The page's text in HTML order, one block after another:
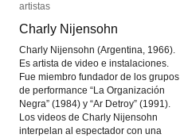
artistas
Charly Nijensohn
Charly Nijensohn (Argentina, 1966).
Es artista de video e instalaciones.
Fue miembro fundador de los grupos
de performance “La Organización
Negra” (1984) y “Ar Detroy” (1991).
Los videos de Charly Nijensohn
interpelan al espectador con una
artistas
Charly Nijensohn